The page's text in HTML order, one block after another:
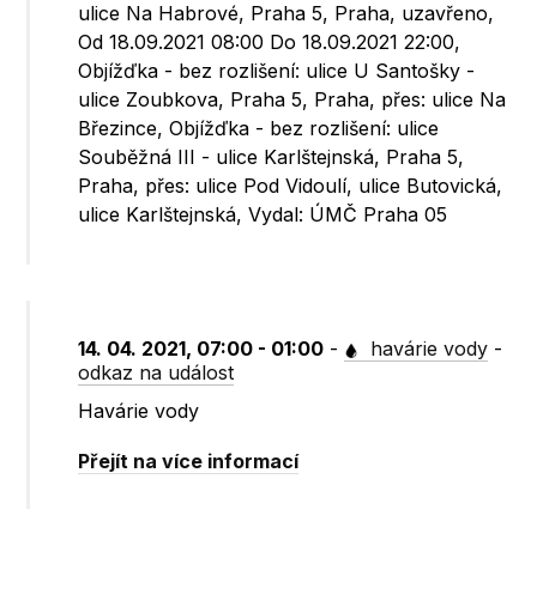
ulice Na Habrové, Praha 5, Praha, uzavřeno,
Od 18.09.2021 08:00 Do 18.09.2021 22:00,
Objížďka - bez rozlišení: ulice U Santošky -
ulice Zoubkova, Praha 5, Praha, přes: ulice Na
Březince, Objížďka - bez rozlišení: ulice
Souběžná III - ulice Karlštejnská, Praha 5,
Praha, přes: ulice Pod Vidoulí, ulice Butovická,
ulice Karlštejnská, Vydal: ÚMČ Praha 05
14. 04. 2021, 07:00 - 01:00 - havárie vody -
odkaz na událost
Havárie vody
Přejít na více informací